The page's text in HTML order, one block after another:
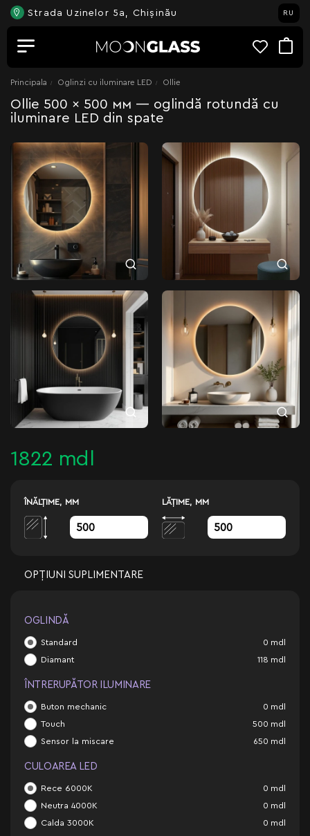
Strada Uzinelor 5a, Chișinău RU
Principala Oglinzi cu iluminare LED Ollie
Ollie 500 × 500 мм — oglindă rotundă cu
iluminare LED din spate
1822 mdl
ÎNĂLŢIME, MM LĂŢIME, MM
OPȚIUNI SUPLIMENTARE
OGLINDĂ
Standard 0 mdl
Diamant 118 mdl
ÎNTRERUPĂTOR ILUMINARE
Buton mechanic 0 mdl
Touch 500 mdl
Sensor la miscare 650 mdl
CULOAREA LED
Rece 6000K 0 mdl
Neutra 4000K 0 mdl
Calda 3000K 0 mdl